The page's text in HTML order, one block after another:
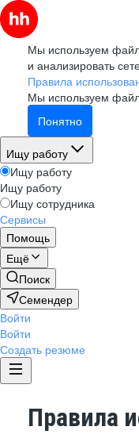
Мы используем
и анализировать
Правила
Мы используем
Понятно
Ищу работу
Ищу работу
Ищу работу
Ищу сотрудника
Сервисы
Помощь
Ещё
Поиск
Семендер
Войти
Войти
Создать резюме
Правила